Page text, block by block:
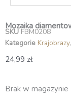
Mozaika
SKU FBM0208
Kategorie Krajobrazy,
24,99 zł
Brak w magazynie